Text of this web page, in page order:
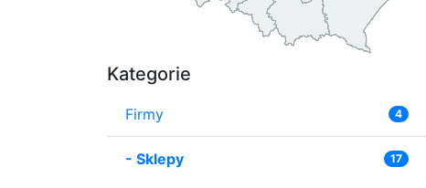
Kategorie
Firmy 4
- Sklepy 17